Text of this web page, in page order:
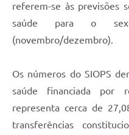
referem-se às previsões
saúde para o
(novembro/dezembro).
Os números do SIOPS
saúde financiada por
representa cerca de
transferências